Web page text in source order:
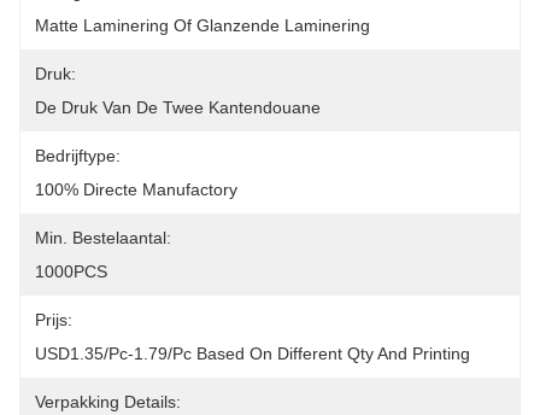
Matte Laminering Of Glanzende Laminering
Druk:
De Druk Van De Twee Kantendouane
Bedrijftype:
100% Directe Manufactory
Min. Bestelaantal:
1000PCS
Prijs:
USD1.35/pc-1.79/pc Based On Different Qty And Printing
Verpakking Details: